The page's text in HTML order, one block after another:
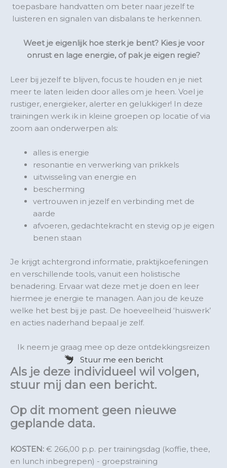
toepasbare handvatten om beter naar jezelf te
luisteren en signalen van disbalans te herkennen.
Weet je eigenlijk hoe sterk je bent? Kies je voor
onrust en lage energie, of pak je eigen regie?
Leer bij jezelf te blijven, focus te houden en je niet
meer te laten leiden door alles om je heen. Voel je
rustiger, energieker, alerter en gelukkiger! In deze
trainingen werk ik in kleine groepen op locatie of via
zoom aan onderwerpen als:
alles is energie
resonantie en verwerking van prikkels
uitwisseling van energie en
bescherming
vertrouwen in jezelf en verbinding met de
aarde
afvoeren, gedachtekracht en stevig op je eigen
benen staan
Je krijgt achtergrond informatie, praktijkoefeningen
en verschillende tools, vanuit een holistische
benadering. Ervaar wat deze met je doen en leer
hiermee je energie te managen. Aan jou de keuze
welke het best bij je past. De hoeveelheid ‘huiswerk’
en acties naderhand bepaal je zelf.
Ik neem je graag mee op deze ontdekkingsreizen
Stuur me een bericht
Als je deze individueel wil volgen,
stuur mij dan een bericht.
Op dit moment geen nieuwe
geplande data.
KOSTEN: € 266,00 p.p. per trainingsdag (koffie, thee,
en lunch inbegrepen) - groepstraining